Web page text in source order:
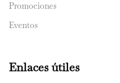
Promociones
Eventos
Enlaces útiles